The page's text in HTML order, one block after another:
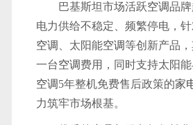
巴基斯坦市场活跃空调品
电力供给不稳定、频繁停电，
空调
、太阳能空调等创新产品
一台空调费用，同时支持太阳
空调5年整机免费售后政策的家
力筑牢市场根基。